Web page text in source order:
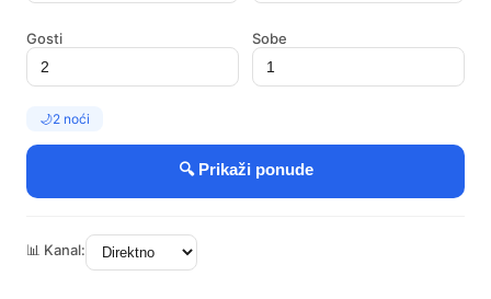
Gosti Sobe
🌙2 noći
🔍 Prikaži ponude
📊 Kanal: